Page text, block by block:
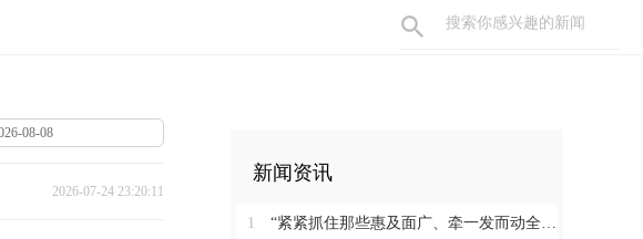
2026-07-24 23:20:11
新闻资讯
1 “紧紧抓住那些惠及面广、牵一发而动全身的工作”